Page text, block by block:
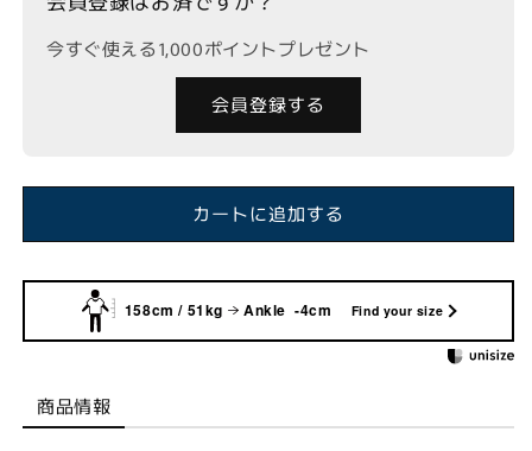
今すぐ使える1,000ポイントプレゼント
会員登録する
カートに追加する
158cm / 51kg Ankle -4cm Find your size
商品情報